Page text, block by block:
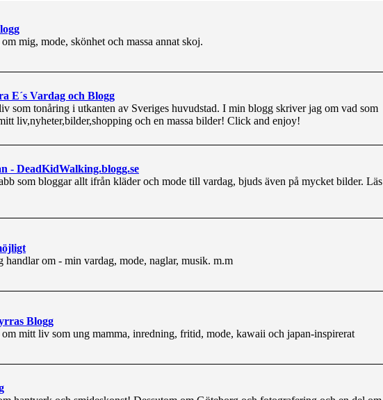
mig, mode, skönhet och massa annat skoj.
E´s Vardag och Blogg
som tonåring i utkanten av Sveriges huvudstad. I min blogg skriver jag om vad som
liv,nyheter,bilder,shopping och en massa bilder! Click and enjoy!
- DeadKidWalking.blogg.se
som bloggar allt ifrån kläder och mode till vardag, bjuds även på mycket bilder. Läs
handlar om - min vardag, mode, naglar, musik. m.m
Blogg
mitt liv som ung mamma, inredning, fritid, mode, kawaii och japan-inspirerat